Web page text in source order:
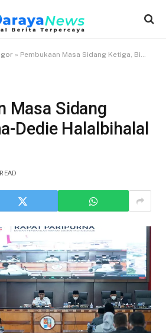
» Pembukaan Masa Sidang Ketiga, Bima-Dedie Halalbihalal ke DPRD
Masa Sidang
Dedie Halalbihalal